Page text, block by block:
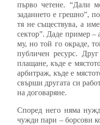
първо четене. “Дали
заданието е грешно”,
тя не съществува, а
сектор”. Даде пример –
му, но той го окраде,
публичен ресурс.
плащане, къде е
арбитраж, къде е
свърши другата си
на договаряне.
Според него няма
чужди пари – борсови